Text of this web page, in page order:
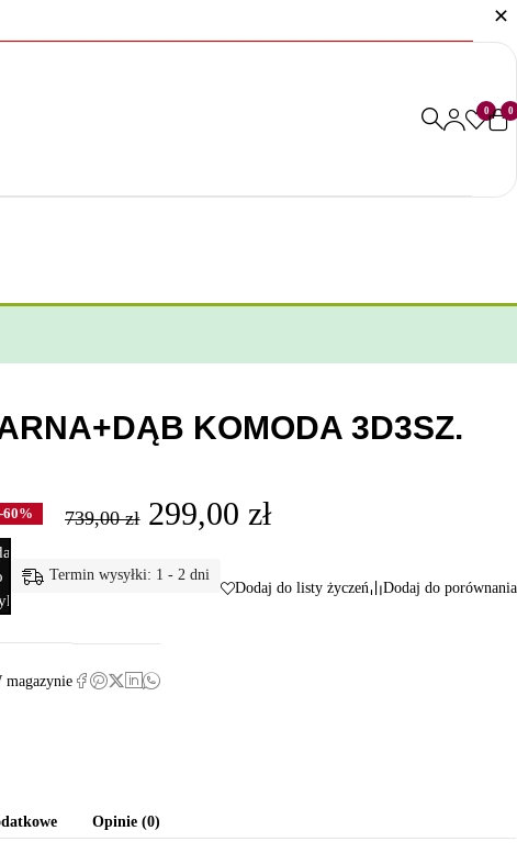
0 0
KOMODA 3D3SZ.
-60% 739,00zł 299,00 zł
Termin wysyłki: 1 - 2 dni
Dodaj do listy życzeń Dodaj do porównania
magazynie
Opinie (0)